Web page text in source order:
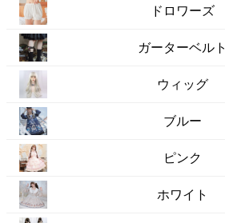
ドロワーズ
ガーターベルト
ウィッグ
ブルー
ピンク
ホワイト